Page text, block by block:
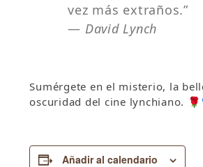
vez más extraños.”
— David Lynch
Sumérgete en el misterio, la
oscuridad del cine lynchiano.
Añadir al calendario